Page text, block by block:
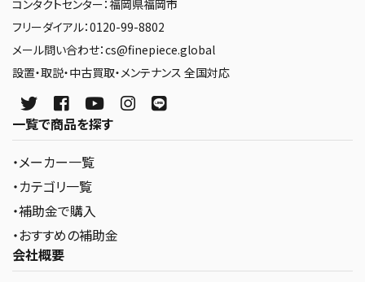
コンタクトセンター：福岡県福岡市
フリーダイアル：0120-99-8802
メール問い合わせ：cs@finepiece.global
設置・取説・中古買取・メンテナンス 全国対応
一覧で商品を探す
・メーカー一覧
・カテゴリ一覧
・補助金で購入
・おすすめの補助金
会社概要